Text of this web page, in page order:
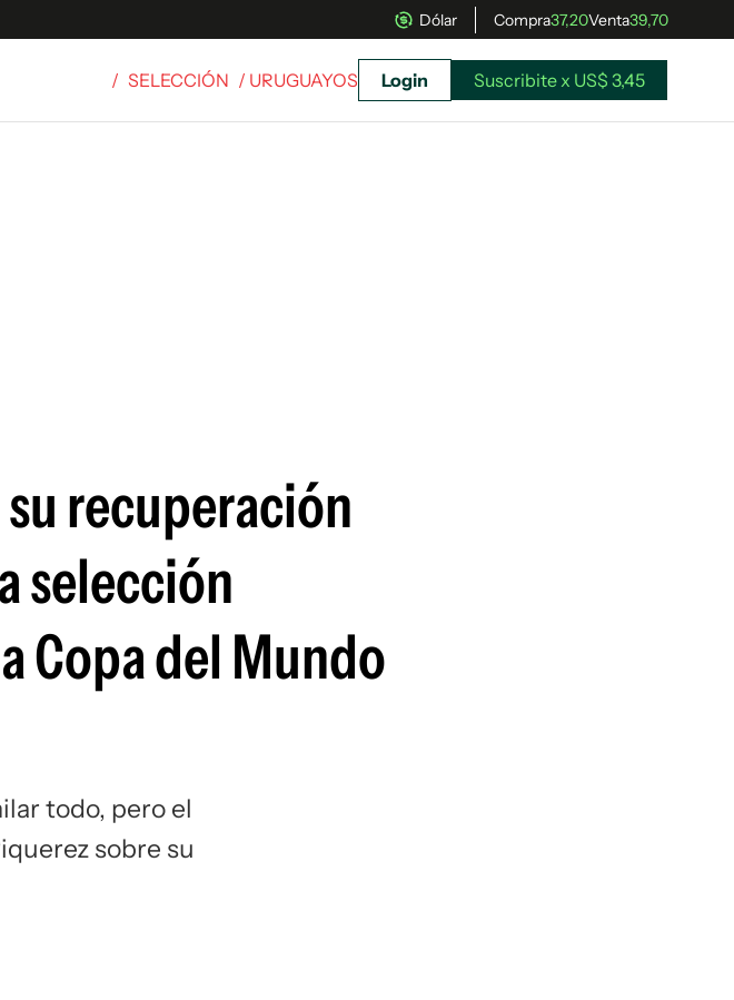
Dólar Compra37,20Venta39,70
/ SELECCIÓN / URUGUAYOS Login Suscribite x US$ 3,45
recuperación
selección
Copa del Mundo
todo, pero el
sobre su